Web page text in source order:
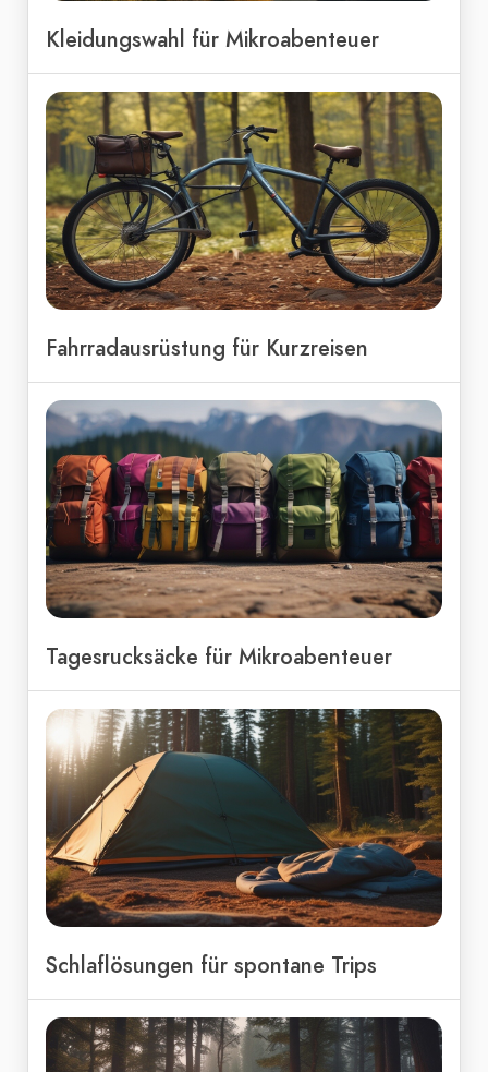
Kleidungswahl für Mikroabenteuer
Fahrradausrüstung für Kurzreisen
Tagesrucksäcke für Mikroabenteuer
Schlaflösungen für spontane Trips